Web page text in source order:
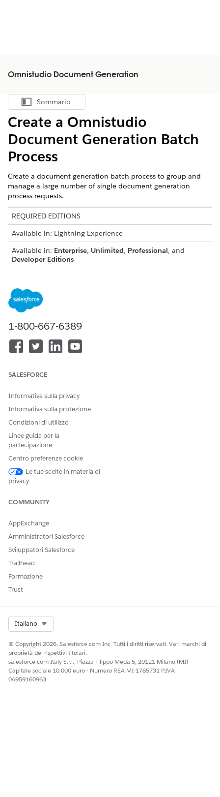
Omnistudio Document Generation
Mostra sommario
Sommario
Create a Omnistudio
Document Generation Batch
Process
Create a document generation batch process to group and
manage a large number of single document generation
process requests.
REQUIRED EDITIONS
Available in: Lightning Experience
Available in: Enterprise, Unlimited, Professional, and
Developer Editions
To enable document
generation batch
From the App Launcher, find and select
Generation Batch Processes
process.
For example, Quotes.
Save your changes.
The document generation batch process is created.
QUESTO ARTICOLO HA RISOLTO IL PROBLEMA?
Facci sapere, così possiamo migliorare!
1-800-667-6389
SALESFORCE
Informativa sulla privacy
Informativa sulla protezione
Condizioni di utilizzo
Linee guida per la
partecipazione
Centro preferenze cookie
Le tue scelte in materia di
privacy
COMMUNITY
AppExchange
Amministratori Salesforce
Sviluppatori Salesforce
Trailhead
Formazione
Trust
Italiano
© Copyright 2026, Salesforce.com Inc. Tutti i diritti riservati. Vari marchi di
proprietà dei rispettivi titolari.
salesforce.com Italy S.r.l., Piazza Filippo Meda 5, 20121 Milano (MI)
Capitale sociale 10.000 euro - Numero REA MI-1785731 P.IVA
04959160963